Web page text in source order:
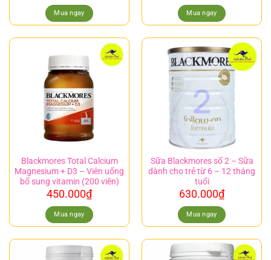
Mua ngay Mua ngay
Blackmores Total Calcium
Magnesium + D3 – Viên uống
bổ sung vitamin (200 viên)
450.000₫
Mua ngay
Sữa Blackmores số 2 – Sữa
dành cho trẻ từ 6 – 12 tháng
tuổi
630.000₫
Mua ngay